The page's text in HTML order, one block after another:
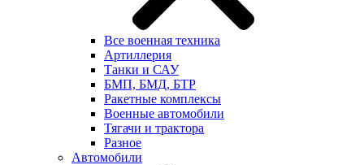
Все военная техника
Артиллерия
Танки и САУ
БМП, БМД, БТР
Ракетные комплексы
Военные автомобили
Тягачи и трактора
Разное
Автомобили